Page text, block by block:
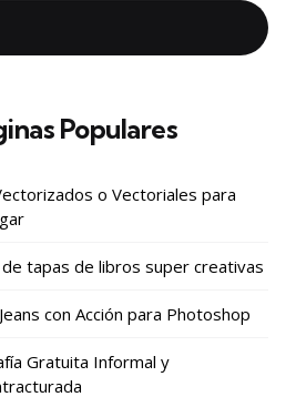
Populares
o Vectoriales para
tapas de libros super creativas
con Acción para Photoshop
Gratuita Informal y